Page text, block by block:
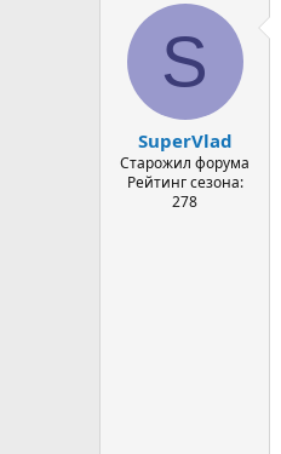
S
SuperVlad
Старожил форума
Рейтинг сезона:
278